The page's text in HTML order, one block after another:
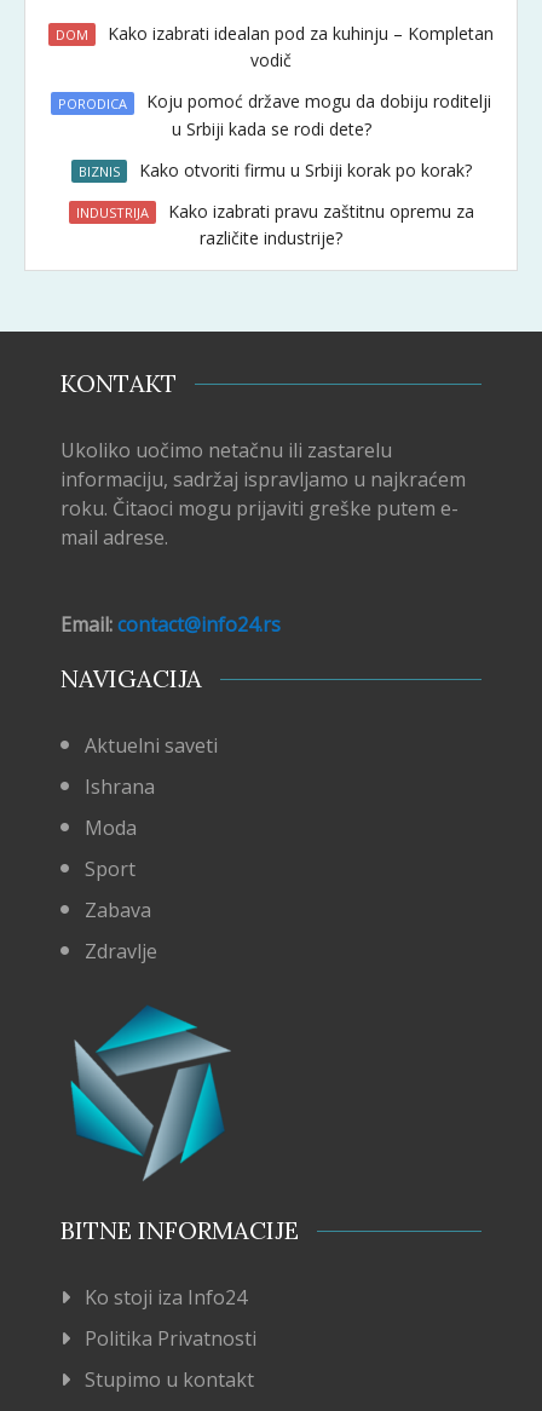
DOM
Kako izabrati idealan pod za kuhinju – Kompletan
vodič
PORODICA
Koju pomoć države mogu da dobiju roditelji
u Srbiji kada se rodi dete?
BIZNIS Kako otvoriti firmu u Srbiji korak po korak?
INDUSTRIJA
Kako izabrati pravu zaštitnu opremu za
različite industrije?
KONTAKT
Ukoliko uočimo netačnu ili zastarelu
informaciju, sadržaj ispravljamo u najkraćem
roku. Čitaoci mogu prijaviti greške putem e-
mail adrese.
Email:contact@info24.rs
NAVIGACIJA
Aktuelni saveti
Ishrana
Moda
Sport
Zabava
Zdravlje
BITNE INFORMACIJE
Ko stoji iza Info24
Politika Privatnosti
Stupimo u kontakt